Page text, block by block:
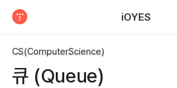
iOYES
CS(ComputerScience)
큐 (Queue)